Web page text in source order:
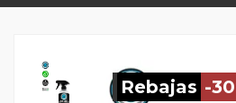
Rebajas -